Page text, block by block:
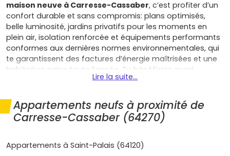
maison neuve à Carresse-Cassaber, c’est profiter d’un
confort durable et sans compromis: plans optimisés,
belle luminosité, jardins privatifs pour les moments en
plein air, isolation renforcée et équipements performants
conformes aux dernières normes environnementales, qui
te garantissent des factures d’énergie maîtrisées et une
habitation saine toute l’année. Tu bénéficies aussi
d’atouts financiers concrets: frais de notaire réduits,
décennale) qui sécurisent ton achat, et, selon ton profil et
la nature du projet, la possibilité de mobiliser des prêts
aidés (PAS, prêt conventionné, dispositifs Action
temporaire de taxe foncière décidée localement; en clair,
Lire la suite...
Appartements neufs à proximité de
Carresse-Cassaber (64270)
Appartements à Saint-Palais (64120)